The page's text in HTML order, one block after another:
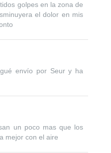
golpes en la zona de
el dolor en mis
envío por Seur y ha
un poco mas que los
mejor con el aire